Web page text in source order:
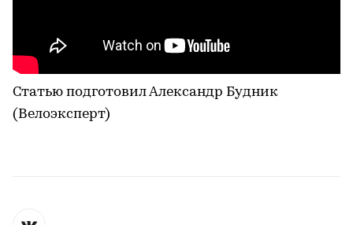
Статью подготовил Александр Будник
(Велоэксперт)